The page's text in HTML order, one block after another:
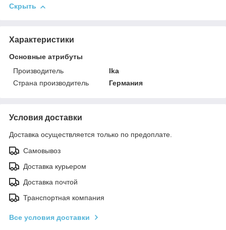
Скрыть
Характеристики
Основные атрибуты
Производитель
Ika
Страна производитель
Германия
Условия доставки
Доставка осуществляется только по предоплате.
Самовывоз
Доставка курьером
Доставка почтой
Транспортная компания
Все условия доставки